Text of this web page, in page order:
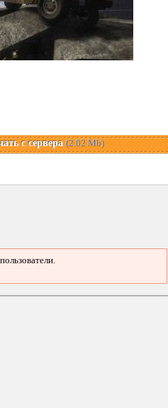
с сервера(2.02 Mb)